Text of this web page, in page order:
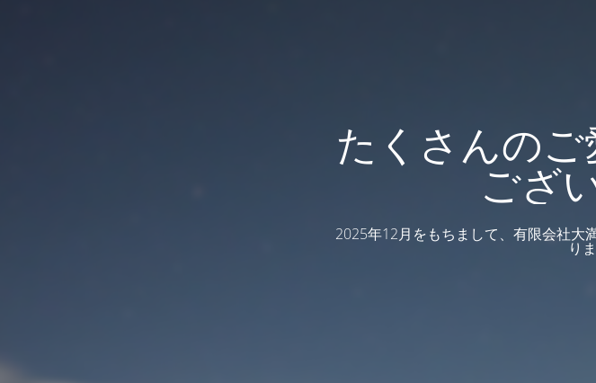
たくさんのご
ござ
2025年12月をもちまして、有限会社大
り